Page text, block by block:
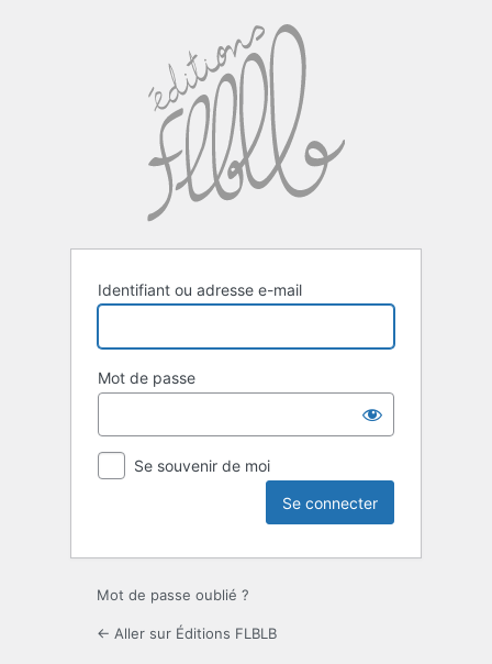
Identifiant ou adresse e-mail
Mot de passe
Se souvenir de moi
Mot de passe oublié ?
← Aller sur Éditions FLBLB